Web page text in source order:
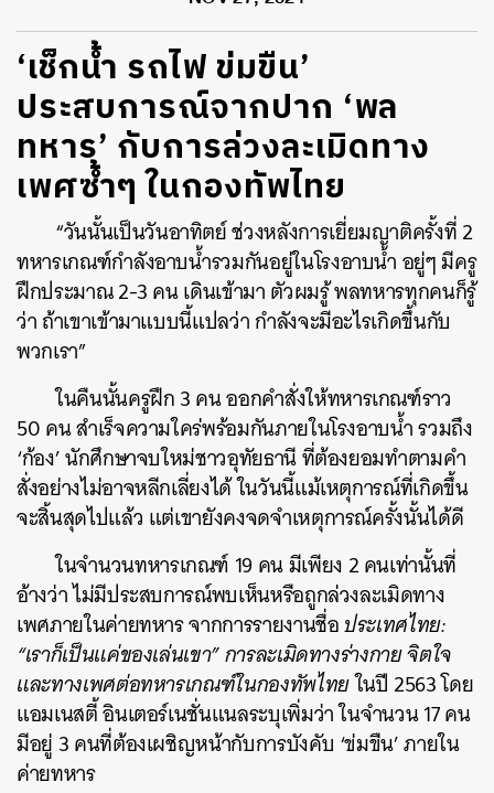
NOV 27, 2024
‘เช็กน้ำ รถไฟ ข่มขืน’
ประสบการณ์จากปาก ‘พล
ทหาร’ กับการล่วงละเมิดทาง
เพศซ้ำๆ ในกองทัพไทย
“วันนั้นเป็นวันอาทิตย์ ช่วงหลังการเยี่ยมญาติครั้งที่ 2
ทหารเกณฑ์กำลังอาบน้ำรวมกันอยู่ในโรงอาบน้ำ อยู่ๆ มีครู
ฝึกประมาณ 2-3 คน เดินเข้ามา ตัวผมรู้ พลทหารทุกคนก็รู้
ว่า ถ้าเขาเข้ามาแบบนี้แปลว่า กำลังจะมีอะไรเกิดขึ้นกับ
พวกเรา”
ในคืนนั้นครูฝึก 3 คน ออกคำสั่งให้ทหารเกณฑ์ราว
50 คน สำเร็จความใคร่พร้อมกันภายในโรงอาบน้ำ รวมถึง
‘ก้อง’ นักศึกษาจบใหม่ชาวอุทัยธานี ที่ต้องยอมทำตามคำ
สั่งอย่างไม่อาจหลีกเลี่ยงได้ ในวันนี้แม้เหตุการณ์ที่เกิดขึ้น
จะสิ้นสุดไปแล้ว แต่เขายังคงจดจำเหตุการณ์ครั้งนั้นได้ดี
ในจำนวนทหารเกณฑ์ 19 คน มีเพียง 2 คนเท่านั้นที่
อ้างว่า ไม่มีประสบการณ์พบเห็นหรือถูกล่วงละเมิดทาง
เพศภายในค่ายทหาร จากการรายงานชื่อประเทศไทย:
“เราก็เป็นแค่ของเล่นเขา” การละเมิดทางร่างกาย จิตใจ
และทางเพศต่อทหารเกณฑ์ในกองทัพไทยในปี 2563 โดย
แอมเนสตี้ อินเตอร์เนชั่นแนลระบุเพิ่มว่า ในจำนวน 17 คน
มีอยู่ 3 คนที่ต้องเผชิญหน้ากับการบังคับ ‘ข่มขืน’ ภายใน
ค่ายทหาร